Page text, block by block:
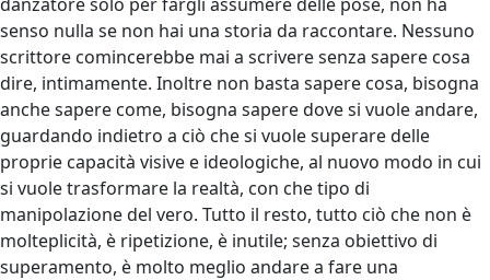
senso nulla se non hai una storia da raccontare. Nessuno
scrittore comincerebbe mai a scrivere senza sapere cosa
dire, intimamente. Inoltre non basta sapere cosa, bisogna
anche sapere come, bisogna sapere dove si vuole andare,
guardando indietro a ciò che si vuole superare delle
proprie capacità visive e ideologiche, al nuovo modo in cui
si vuole trasformare la realtà, con che tipo di
manipolazione del vero. Tutto il resto, tutto ciò che non è
molteplicità, è ripetizione, è inutile; senza obiettivo di
superamento, è molto meglio andare a fare una